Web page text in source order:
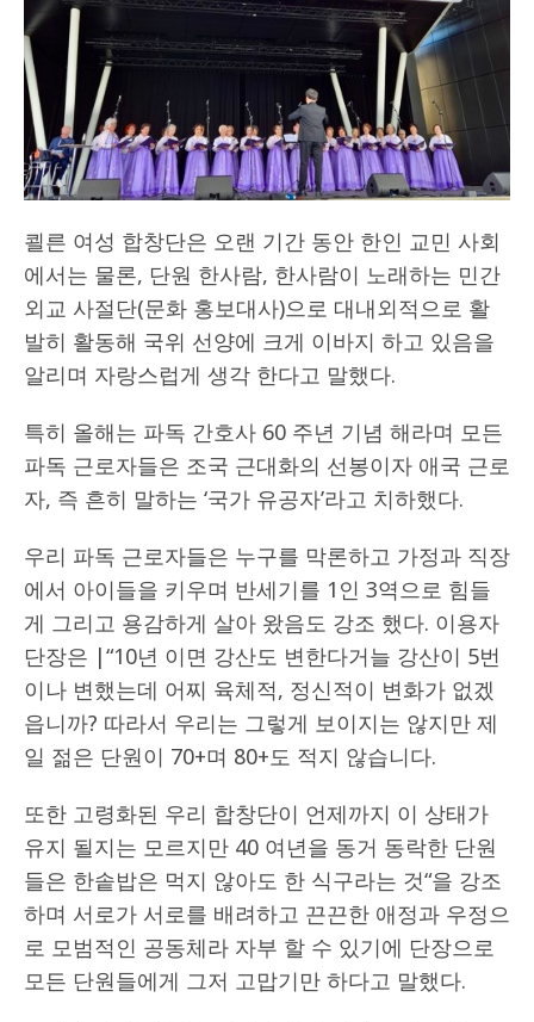
쾰른 여성 합창단은 오랜 기간 동안 한인 교민 사회
에서는 물론, 단원 한사람, 한사람이 노래하는 민간
외교 사절단(문화 홍보대사)으로 대내외적으로 활
발히 활동해 국위 선양에 크게 이바지 하고 있음을
알리며 자랑스럽게 생각 한다고 말했다.
특히 올해는 파독 간호사 60 주년 기념 해라며 모든
파독 근로자들은 조국 근대화의 선봉이자 애국 근로
자, 즉 흔히 말하는 ‘국가 유공자’라고 치하했다.
우리 파독 근로자들은 누구를 막론하고 가정과 직장
에서 아이들을 키우며 반세기를 1인 3역으로 힘들
게 그리고 용감하게 살아 왔음도 강조 했다. 이용자
단장은 |“10년 이면 강산도 변한다거늘 강산이 5번
이나 변했는데 어찌 육체적, 정신적이 변화가 없겠
읍니까? 따라서 우리는 그렇게 보이지는 않지만 제
일 젊은 단원이 70+며 80+도 적지 않습니다.
또한 고령화된 우리 합창단이 언제까지 이 상태가
유지 될지는 모르지만 40 여년을 동거 동락한 단원
들은 한솥밥은 먹지 않아도 한 식구라는 것“을 강조
하며 서로가 서로를 배려하고 끈끈한 애정과 우정으
로 모범적인 공동체라 자부 할 수 있기에 단장으로
모든 단원들에게 그저 고맙기만 하다고 말했다.